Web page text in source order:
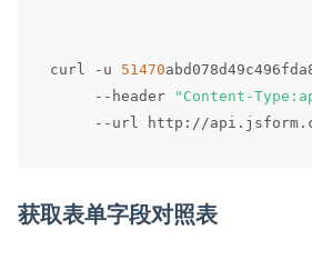
curl - u 51470
-- header "Content-
-- url http : / /api . jsform .
获取表单字段对照表